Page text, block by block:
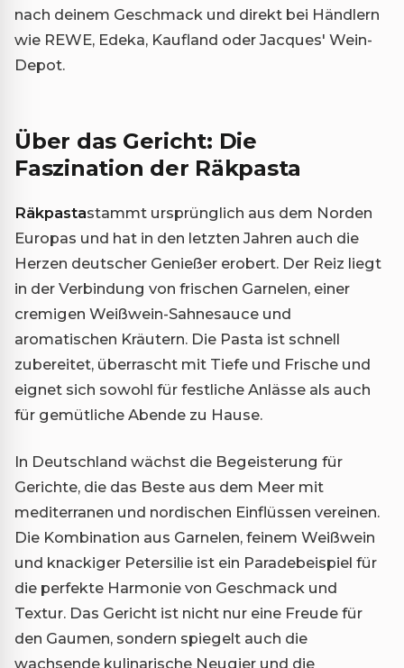
nach deinem Geschmack und direkt bei Händlern
wie REWE, Edeka, Kaufland oder Jacques' Wein-
Depot.
Über das Gericht: Die
Faszination der Räkpasta
Räkpastastammt ursprünglich aus dem Norden
Europas und hat in den letzten Jahren auch die
Herzen deutscher Genießer erobert. Der Reiz liegt
in der Verbindung von frischen Garnelen, einer
cremigen Weißwein-Sahnesauce und
aromatischen Kräutern. Die Pasta ist schnell
zubereitet, überrascht mit Tiefe und Frische und
eignet sich sowohl für festliche Anlässe als auch
für gemütliche Abende zu Hause.
In Deutschland wächst die Begeisterung für
Gerichte, die das Beste aus dem Meer mit
mediterranen und nordischen Einflüssen vereinen.
Die Kombination aus Garnelen, feinem Weißwein
und knackiger Petersilie ist ein Paradebeispiel für
die perfekte Harmonie von Geschmack und
Textur. Das Gericht ist nicht nur eine Freude für
den Gaumen, sondern spiegelt auch die
wachsende kulinarische Neugier und die